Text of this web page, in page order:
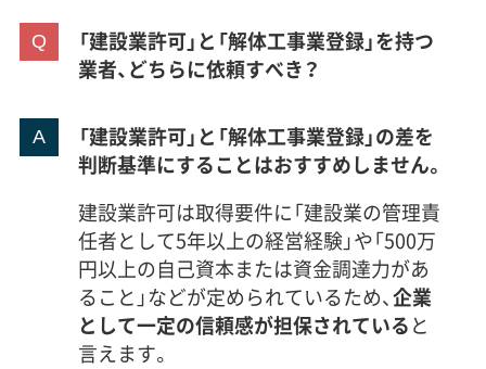
「建設業許可」と「解体工事業登録」を持つ
業者、どちらに依頼すべき？
「建設業許可」と「解体工事業登録」の差を
判断基準にすることはおすすめしません。
建設業許可は取得要件に「建設業の管理責
任者として5年以上の経営経験」や「500万
円以上の自己資本または資金調達力があ
ること」などが定められているため、企業
として一定の信頼感が担保されていると
言えます。